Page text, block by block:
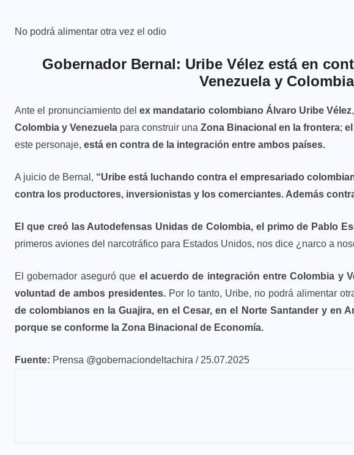
No podrá alimentar otra vez el odio
Gobernador Bernal: Uribe Vélez está en
Venezuela y Colombia
Ante el pronunciamiento delex mandatario colombiano Álvaro Uribe Vélez
Colombia y Venezuela para construir una Zona Binacional en la frontera;
este personaje, está en contra de la integración entre ambos países.
A juicio de Bernal, “Uribe está luchando contra el empresariado
contra los productores, inversionistas y los comerciantes. Además
El que creó las Autodefensas Unidas de Colombia, el primo de Pablo
primeros aviones del narcotráfico para Estados Unidos, nos dice ¿narco a
El gobernador aseguró que el acuerdo de integración entre Colombia y
voluntad de ambos presidentes. Por lo tanto, Uribe, no podrá alimentar
de colombianos en la Guajira, en el Cesar, en el Norte Santander y en
porque se conforme la Zona Binacional de Economía.
Fuente: Prensa @gobernaciondeltachira / 25.07.2025